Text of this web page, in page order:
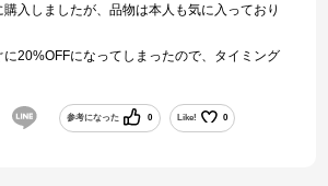
入しましたが、品物は本人も気に入っており
に20%OFFになってしまったので、タイミング
参考になった 0 Like! 0